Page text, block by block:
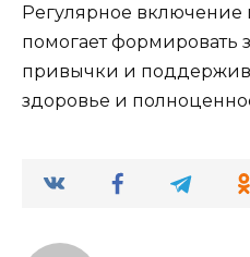
Регулярное включение
помогает
привычки и
здоровье и